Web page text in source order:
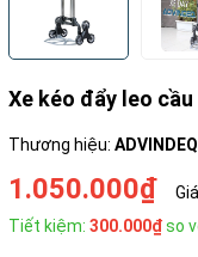
Xe kéo đẩy leo
Thương hiệu: ADVINDEQ
1.050.000₫
Tiết kiệm: 300.000₫so